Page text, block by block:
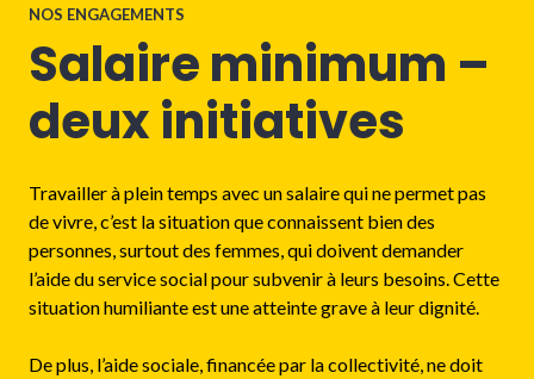
NOS ENGAGEMENTS
Salaire minimum –
deux initiatives
Travailler à plein temps avec un salaire qui ne permet pas
de vivre, c’est la situation que connaissent bien des
personnes, surtout des femmes, qui doivent demander
l’aide du service social pour subvenir à leurs besoins. Cette
situation humiliante est une atteinte grave à leur dignité.
De plus, l’aide sociale, financée par la collectivité, ne doit